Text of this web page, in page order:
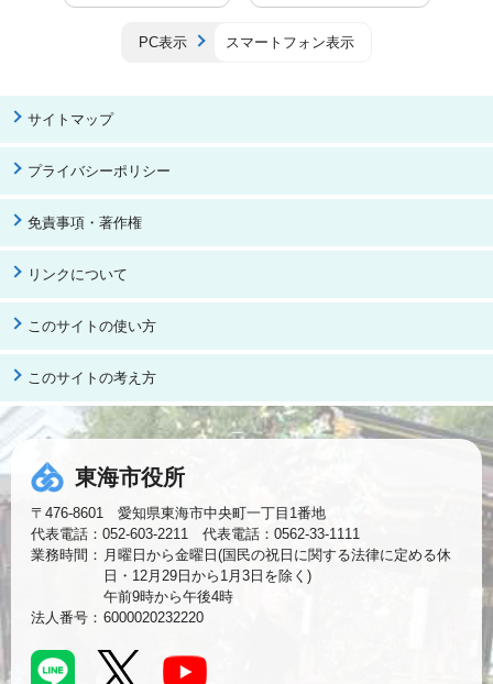
PC表示 スマートフォン表示
サイトマップ
プライバシーポリシー
免責事項・著作権
リンクについて
このサイトの使い方
このサイトの考え方
東海市役所
〒476-8601 愛知県東海市中央町一丁目1番地
代表電話：052-603-2211 代表電話：0562-33-1111
業務時間： 月曜日から金曜日(国民の祝日に関する法律に定める休
日・12月29日から1月3日を除く)
午前9時から午後4時
法人番号： 6000020232220